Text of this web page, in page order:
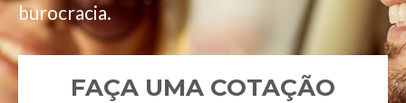
burocracia.
FAÇA UMA COTAÇÃO